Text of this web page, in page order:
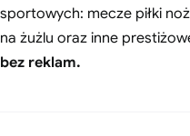
sportowych: mecze piłki
na żużlu oraz inne
bez reklam.